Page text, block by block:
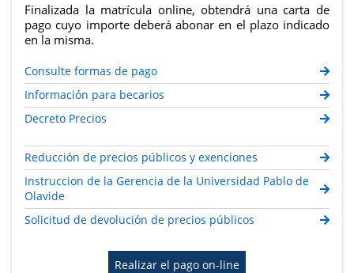
Finalizada la matrícula online, obtendrá una carta de
pago cuyo importe deberá abonar en el plazo indicado
en la misma.
Consulte formas de pago
Información para becarios
Decreto Precios
Reducción de precios públicos y exenciones
Instruccion de la Gerencia de la Universidad Pablo de
Olavide
Solicitud de devolución de precios públicos
Realizar el pago on-line